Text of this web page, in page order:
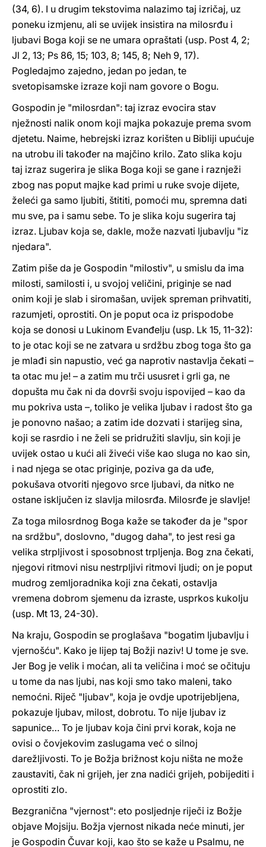
(34, 6). I u drugim tekstovima nalazimo taj izričaj, uz
poneku izmjenu, ali se uvijek insistira na milosrđu i
ljubavi Boga koji se ne umara opraštati (usp. Post 4, 2;
Jl 2, 13; Ps 86, 15; 103, 8; 145, 8; Neh 9, 17).
Pogledajmo zajedno, jedan po jedan, te
svetopisamske izraze koji nam govore o Bogu.
Gospodin je "milosrdan": taj izraz evocira stav
nježnosti nalik onom koji majka pokazuje prema svom
djetetu. Naime, hebrejski izraz korišten u Bibliji upućuje
na utrobu ili također na majčino krilo. Zato slika koju
taj izraz sugerira je slika Boga koji se gane i raznježi
zbog nas poput majke kad primi u ruke svoje dijete,
želeći ga samo ljubiti, štititi, pomoći mu, spremna dati
mu sve, pa i samu sebe. To je slika koju sugerira taj
izraz. Ljubav koja se, dakle, može nazvati ljubavlju "iz
njedara".
Zatim piše da je Gospodin "milostiv", u smislu da ima
milosti, samilosti i, u svojoj veličini, priginje se nad
onim koji je slab i siromašan, uvijek spreman prihvatiti,
razumjeti, oprostiti. On je poput oca iz prispodobe
koja se donosi u Lukinom Evanđelju (usp. Lk 15, 11-32):
to je otac koji se ne zatvara u srdžbu zbog toga što ga
je mlađi sin napustio, već ga naprotiv nastavlja čekati –
ta otac mu je! – a zatim mu trči ususret i grli ga, ne
dopušta mu čak ni da dovrši svoju ispovijed – kao da
mu pokriva usta –, toliko je velika ljubav i radost što ga
je ponovno našao; a zatim ide dozvati i starijeg sina,
koji se rasrdio i ne želi se pridružiti slavlju, sin koji je
uvijek ostao u kući ali živeći više kao sluga no kao sin,
i nad njega se otac priginje, poziva ga da uđe,
pokušava otvoriti njegovo srce ljubavi, da nitko ne
ostane isključen iz slavlja milosrđa. Milosrđe je slavlje!
Za toga milosrdnog Boga kaže se također da je "spor
na srdžbu", doslovno, "dugog daha", to jest resi ga
velika strpljivost i sposobnost trpljenja. Bog zna čekati,
njegovi ritmovi nisu nestrpljivi ritmovi ljudi; on je poput
mudrog zemljoradnika koji zna čekati, ostavlja
vremena dobrom sjemenu da izraste, usprkos kukolju
(usp. Mt 13, 24-30).
Na kraju, Gospodin se proglašava "bogatim ljubavlju i
vjernošću". Kako je lijep taj Božji naziv! U tome je sve.
Jer Bog je velik i moćan, ali ta veličina i moć se očituju
u tome da nas ljubi, nas koji smo tako maleni, tako
nemoćni. Riječ "ljubav", koja je ovdje upotrijebljena,
pokazuje ljubav, milost, dobrotu. To nije ljubav iz
sapunice… To je ljubav koja čini prvi korak, koja ne
ovisi o čovjekovim zaslugama već o silnoj
darežljivosti. To je Božja brižnost koju ništa ne može
zaustaviti, čak ni grijeh, jer zna nadići grijeh, pobijediti i
oprostiti zlo.
Bezgranična "vjernost": eto posljednje riječi iz Božje
objave Mojsiju. Božja vjernost nikada neće minuti, jer
je Gospodin Čuvar koji, kao što se kaže u Psalmu, ne